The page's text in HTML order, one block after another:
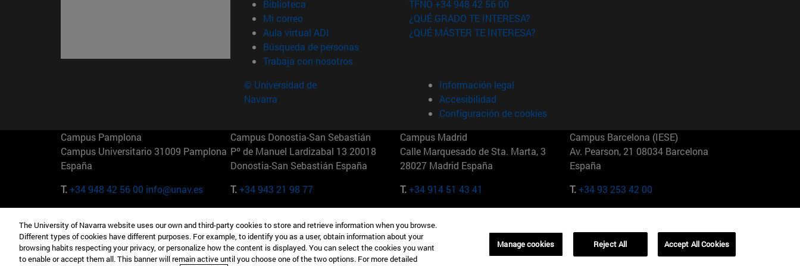
Biblioteca (abre en nueva ventana)
Mi correo(abre en nueva ventana)
Aula virtual ADI (abre en nueva ventana)
Búsqueda de personas(abre en nueva ventana)
Trabaja con nosotros(abre en nueva ventana)
TFNO +34 948 42 56 00
¿QUÉ GRADO TE INTERESA?
¿QUÉ MÁSTER TE INTERESA?
© Universidad de
Navarra
Información legal
Accesibilidad
Configuración de cookies
Campus Pamplona
Campus Universitario 31009 Pamplona
España
T.+34 948 42 56 00 info@unav.es
Campus Donostia-San Sebastián
Pº de Manuel Lardizabal 13 20018
Donostia-San Sebastián España
T.+34 943 21 98 77
Campus Madrid
Calle Marquesado de Sta. Marta, 3
28027 Madrid España
T.+34 914 51 43 41
Campus Barcelona (IESE)
Av. Pearson, 21 08034 Barcelona
España
T.+34 93 253 42 00
Camino del Cerro Águila 3 28023
Madrid España
165 W 57th St 10019-2201 Nueva York
EE.UU
Maria-Theresia-Straße 15 81675
Múnich Alemania
01321001 Bela Vista Brasil
The University of Navarra website uses our own and third-party cookies to store and retrieve information when you browse.
Different types of cookies have different purposes. For example, to identify you as a user, obtain information about your
browsing habits respecting your privacy, or personalize how the content is displayed. You can select the cookies you want
to enable or accept them all. This banner will remain active until you choose one of the two options. For more detailed
Manage cookies Reject All Accept All Cookies